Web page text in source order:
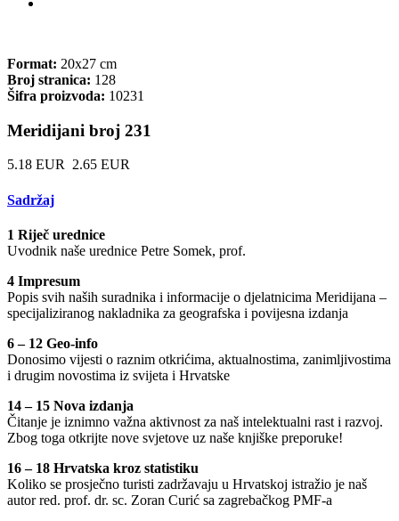
Format: 20x27 cm
Broj stranica: 128
Šifra proizvoda: 10231
Meridijani broj 231
5.18 EUR 2.65 EUR
Sadržaj
1 Riječ urednice
Uvodnik naše urednice Petre Somek, prof.
4 Impresum
Popis svih naših suradnika i informacije o djelatnicima Meridijana –
specijaliziranog nakladnika za geografska i povijesna izdanja
6 – 12 Geo-info
Donosimo vijesti o raznim otkrićima, aktualnostima, zanimljivostima
i drugim novostima iz svijeta i Hrvatske
14 – 15 Nova izdanja
Čitanje je iznimno važna aktivnost za naš intelektualni rast i razvoj.
Zbog toga otkrijte nove svjetove uz naše knjiške preporuke!
16 – 18 Hrvatska kroz statistiku
Koliko se prosječno turisti zadržavaju u Hrvatskoj istražio je naš
autor red. prof. dr. sc. Zoran Curić sa zagrebačkog PMF-a